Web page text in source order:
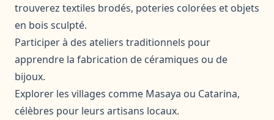
trouverez textiles brodés, poteries colorées et objets
en bois sculpté.
Participer à des ateliers traditionnels pour
apprendre la fabrication de céramiques ou de
bijoux.
Explorer les villages comme Masaya ou Catarina,
célèbres pour leurs artisans locaux.